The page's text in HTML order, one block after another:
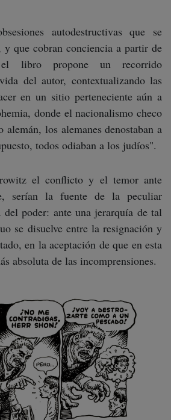
autodestructivas que se
que cobran conciencia a partir de
el libro propone un recorrido
del autor, contextualizando las
en un sitio perteneciente aún a
donde el nacionalismo checo
los alemanes denostaban a
todos odiaban a los judíos".
el conflicto y el temor ante
serían la fuente de la peculiar
poder: ante una jerarquía de tal
se disuelve entre la resignación y
en la aceptación de que en esta
absoluta de las incomprensiones.